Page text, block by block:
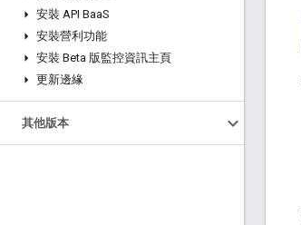
安裝 API BaaS
安裝營利功能
安裝 Beta 版監控資訊主頁
更新邊緣
其他版本